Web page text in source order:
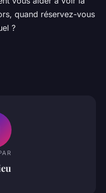
quand réservez-vous
?